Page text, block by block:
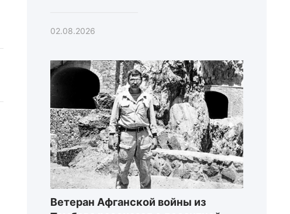
02.08.2026
Ветеран Афганской войны из